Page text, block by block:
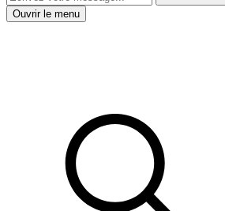
Ouvrir le menu